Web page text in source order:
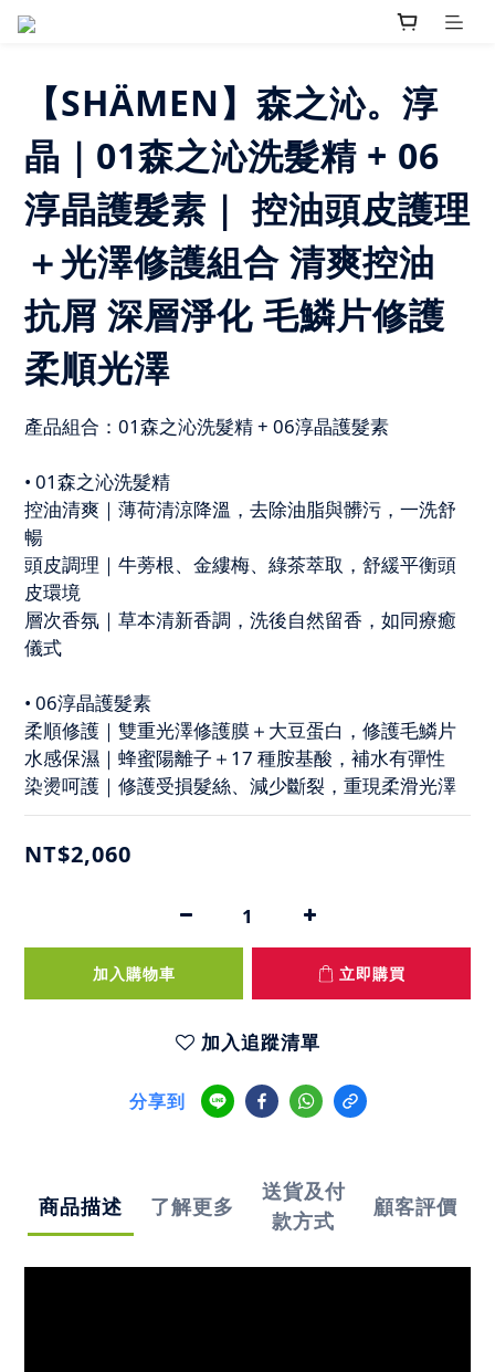
【SHÄMEN】森之沁。淳
晶｜01森之沁洗髮精 + 06
淳晶護髮素｜ 控油頭皮護理
＋光澤修護組合 清爽控油
抗屑 深層淨化 毛鱗片修護
柔順光澤
產品組合：01森之沁洗髮精 + 06淳晶護髮素
• 01森之沁洗髮精
控油清爽｜薄荷清涼降溫，去除油脂與髒污，一洗舒
暢
頭皮調理｜牛蒡根、金縷梅、綠茶萃取，舒緩平衡頭
皮環境
層次香氛｜草本清新香調，洗後自然留香，如同療癒
儀式
• 06淳晶護髮素
柔順修護｜雙重光澤修護膜＋大豆蛋白，修護毛鱗片
水感保濕｜蜂蜜陽離子＋17 種胺基酸，補水有彈性
染燙呵護｜修護受損髮絲、減少斷裂，重現柔滑光澤
NT$2,060
加入購物車 立即購買
加入追蹤清單
分享到
商品描述 了解更多
送貨及付
款方式
顧客評價